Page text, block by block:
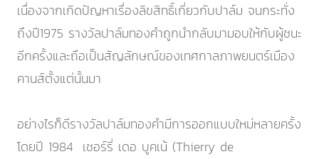
เนื่องจากเกิดปัญหาเรื่องลิขสิทธิ์เกี่ยวกับปาล์ม จนกระทั่ง
ถึงปี1975 รางวัลปาล์มทองคำถูกนำกลับมามอบให้กับผู้ชนะ
อีกครั้งและถือเป็นสัญลักษณ์ของเทศกาลภาพยนตร์เมือง
คานส์ตั้งแต่นั้นมา
อย่างไรก็ดีรางวัลปาล์มทองคำมีการออกแบบใหม่หลายครั้ง
โดยปี 1984 เชอร์รี่ เดอ บูคเน้ (Thierry de